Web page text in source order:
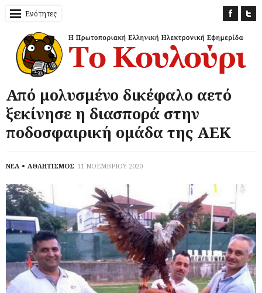
Ενότητες
Από μολυσμένο δικέφαλο αετό
ξεκίνησε η διασπορά στην
ποδοσφαιρική ομάδα της ΑΕΚ
ΝΕΑ ΑΘΛΗΤΙΣΜΟΣ 11 ΝΟΕΜΒΡΙΟΥ 2020